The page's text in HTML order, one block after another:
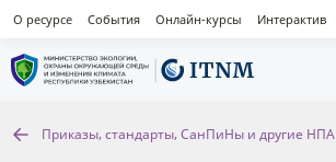
О ресурсе События Онлайн-курсы Интерактив
Приказы, стандарты, СанПиНы и другие НПА